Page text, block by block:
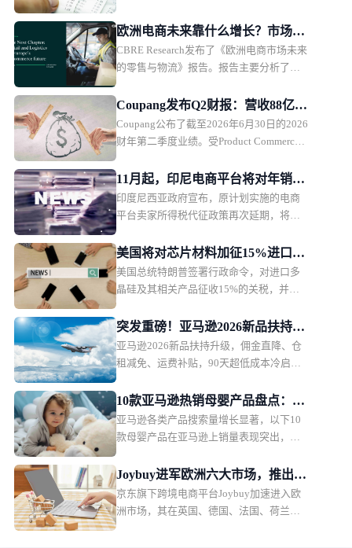
欧洲电商未来靠什么增长？市场规
模、品类与物流全面解析
CBRE Research发布了《欧洲电商市场未来
的零售与物流》报告。报告主要分析了欧
商品类别，以及物流市场趋势，探讨未来
欧洲电商市场的发展方向。
Coupang发布Q2财报：营收88亿美
元，盈利能力承压
Coupang公布了截至2026年6月30日的2026
财年第二季度业绩。受Product Commerce
Coupang本季度营收保持增长，但利润承
压。
11月起，印尼电商平台将对年销售
额超5亿卢比卖家征税
印度尼西亚政府宣布，原计划实施的电商
平台卖家所得税代征政策再次延期，将从
表示，此次调整主要是为了在当前经济环
境下维护消费者购买力，政策本身内容不
会改变，只是推迟实施时间。
美国将对芯片材料加征15%进口关
税
美国总统特朗普签署行政命令，对进口多
晶硅及其相关产品征收15%的关税，并设
2026年12月正式生效。
突发重磅！亚马逊2026新品扶持计
划出炉，物流、仓储、佣金三重补
贴
亚马逊2026新品扶持升级，佣金直降、仓
租减免、运费补贴，90天超低成本冷启
10款亚马逊热销母婴产品盘点：婴
儿护理产品月销过万
亚马逊各类产品搜索量增长显著，以下10
款母婴产品在亚马逊上销量表现突出，深
款儿童夜灯，月销售额49.36万美元，销量
2.2万。
Joybuy进军欧洲六大市场，推出当
日配送和低价会员模式
京东旗下跨境电商平台Joybuy加速进入欧
洲市场，其在英国、德国、法国、荷兰、